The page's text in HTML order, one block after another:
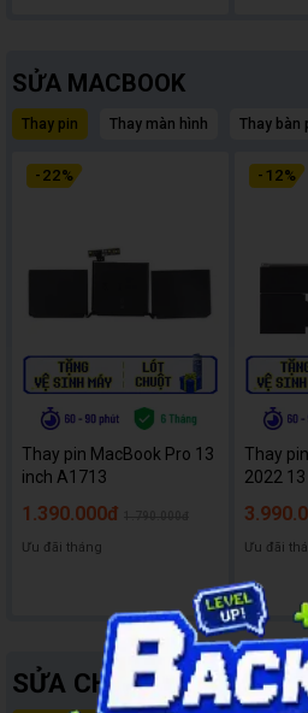
SỬA MACBOOK
Thay pin Thay màn hình Thay bàn
- 22%
Thay pin MacBook Pro 13
inch A1713
1.390.000đ
Ưu đãi tháng
- 12%
Thay
2022
Ưu đãi
SỬA CHỮA AIRPODS